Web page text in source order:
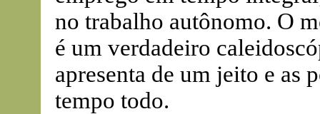
no trabalho autônomo. O
é um verdadeiro
apresenta de um jeito e as
tempo todo.